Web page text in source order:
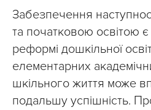
Забезпечення
та початковою освітою є
реформі дошкільної
елементарних
шкільного життя може
подальшу успішність.